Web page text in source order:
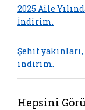
2025 Aile
İndirim.
Şehit
indirim.
Hepsini